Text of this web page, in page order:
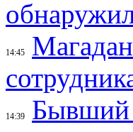
14:45
14:39
Бывший